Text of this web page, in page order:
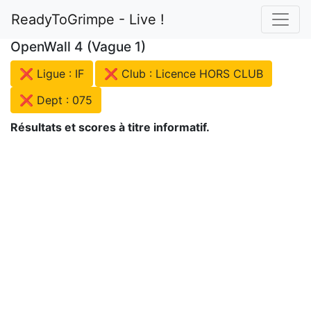
ReadyToGrimpe - Live !
OpenWall 4 (Vague 1)
❌ Ligue : IF
❌ Club : Licence HORS CLUB
❌ Dept : 075
Résultats et scores à titre informatif.